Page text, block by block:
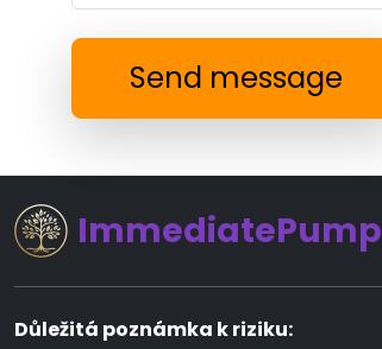
Send message
ImmediatePump
Důležitá poznámka k riziku: